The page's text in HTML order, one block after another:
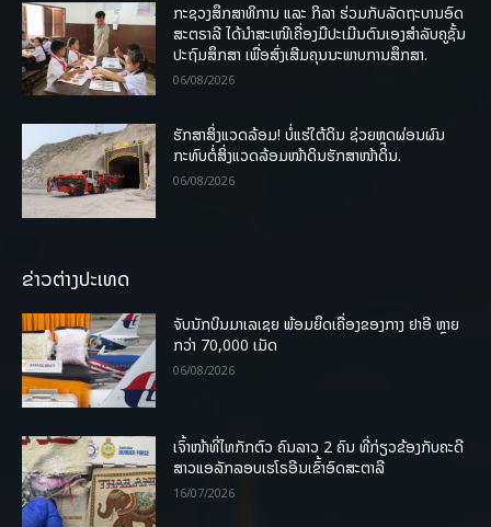
ກະຊວງສຶກສາທິການ ແລະ ກິລາ ຮ່ວມກັບລັດຖະບານອົດ
ສະຕຣາລີ ໄດ້ນຳສະເໜີເຄື່ອງມືປະເມີນຕົນເອງສຳລັບຄູຊັ້ນ
ປະຖົມສຶກສາ ເພື່ອສົ່ງເສີມຄຸນນະພາບການສຶກສາ.
06/08/2026
ຮັກສາສິ່ງແວດລ້ອມ! ບໍ່ແຮ່ໃຕ້ດິນ ຊ່ວຍຫຼຸດຜ່ອນຜົນ
ກະທົບຕໍ່ສິ່ງແວດລ້ອມໜ້າດິນຮັກສາໜ້າດິນ.
06/08/2026
ຂ່າວຕ່າງປະເທດ
ຈັບນັກບິນມາເລເຊຍ ພ້ອມຍຶດເຄື່ອງຂອງກາງ ຢາອີ ຫຼາຍ
ກວ່າ 70,000 ເມັດ
06/08/2026
ເຈົ້າໜ້າທີ່ໄທກັກຕົວ ຄົນລາວ 2 ຄົນ ທີ່ກ່ຽວຂ້ອງກັບຄະດີ
ສາວແອລັກລອບເຮໂຣອີນເຂົ້າອົດສະຕາລີ
16/07/2026